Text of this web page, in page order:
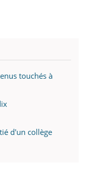
touchés à
d'un collège